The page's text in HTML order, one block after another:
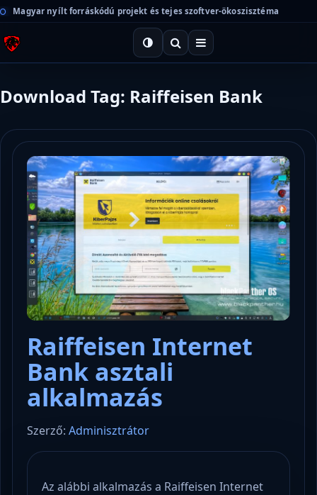
Magyar nyílt forráskódú projekt és tejes szoftver-ökoszisztéma
Download Tag: Raiffeisen Bank
Raiffeisen Internet
Bank asztali
alkalmazás
Szerző: Adminisztrátor
Az alábbi alkalmazás a Raiffeisen Internet